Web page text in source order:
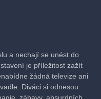
a nechají se unést do
je příležitost zažít
žádná televize ani
Diváci si odnesou